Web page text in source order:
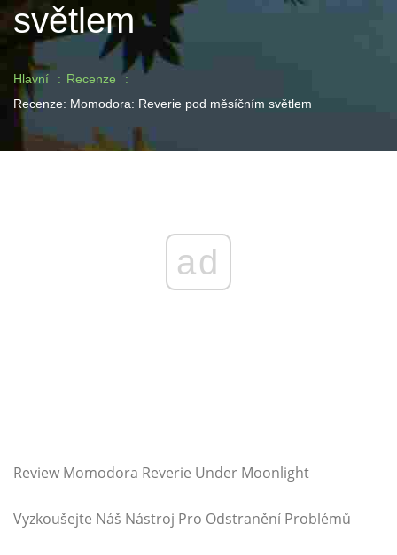
světlem
Hlavní
Recenze
Recenze: Momodora: Reverie pod měsíčním světlem
ad
Review Momodora Reverie Under Moonlight
Vyzkoušejte Náš Nástroj Pro Odstranění Problémů